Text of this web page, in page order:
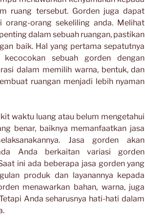
ruang tersebut. Gorden juga dapat
orang sekeliling anda. Melihat
dalam sebuah ruangan, pastikan
baik. Hal yang pertama sepatutnya
sebuah gorden dengan
dalam memilih warna, bentuk, dan
ruangan menjadi lebih nyaman
waktu luang atau belum mengetahui
benar, baiknya memanfaatkan jasa
Jasa gorden akan
Anda berkaitan variasi gorden
ini ada beberapa jasa gorden yang
produk dan layanannya kepada
menawarkan bahan, warna, juga
Anda seharusnya hati-hati dalam